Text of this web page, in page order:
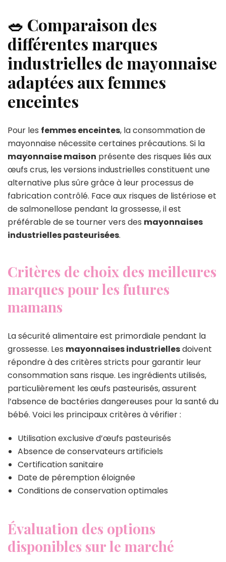
🥗 Comparaison des
différentes marques
industrielles de mayonnaise
adaptées aux femmes
enceintes
Pour les femmes enceintes, la consommation de
mayonnaise nécessite certaines précautions. Si la
mayonnaise maison présente des risques liés aux
œufs crus, les versions industrielles constituent une
alternative plus sûre grâce à leur processus de
fabrication contrôlé. Face aux risques de listériose et
de salmonellose pendant la grossesse, il est
préférable de se tourner vers des mayonnaises
industrielles pasteurisées.
Critères de choix des meilleures
marques pour les futures
mamans
La sécurité alimentaire est primordiale pendant la
grossesse. Les mayonnaises industriellesdoivent
répondre à des critères stricts pour garantir leur
consommation sans risque. Les ingrédients utilisés,
particulièrement les œufs pasteurisés, assurent
l’absence de bactéries dangereuses pour la santé du
bébé. Voici les principaux critères à vérifier :
Utilisation exclusive d’œufs pasteurisés
Absence de conservateurs artificiels
Certification sanitaire
Date de péremption éloignée
Conditions de conservation optimales
Évaluation des options
disponibles sur le marché